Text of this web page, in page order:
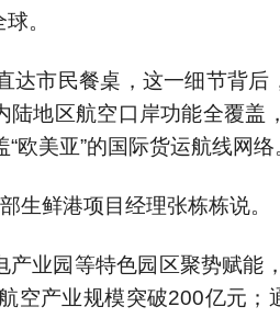
。
达市民餐桌，这一细节背后
陆地区航空口岸功能全覆盖
欧美亚”的国际货运航线网络
生鲜港项目经理张栋栋说。
产业园等特色园区聚势赋能
空产业规模突破200亿元；